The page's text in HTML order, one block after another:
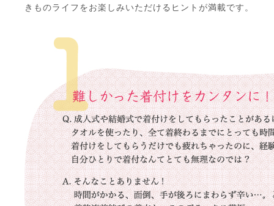
きものライフをお楽しみいただけるヒントが満載です。